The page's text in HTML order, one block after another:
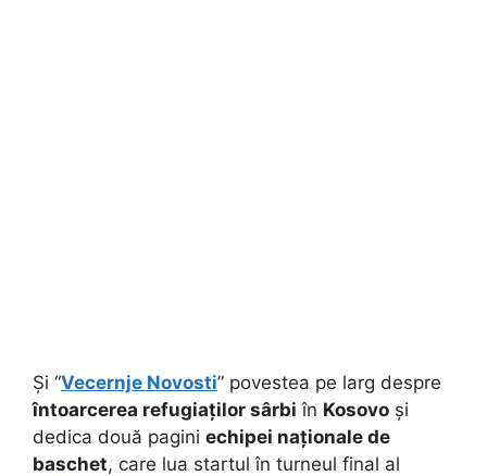
Și “Vecernje Novosti” povestea pe larg despre
întoarcerea refugiaților sârbi în Kosovo și
dedica două pagini echipei naționale de
baschet, care lua startul în turneul final al